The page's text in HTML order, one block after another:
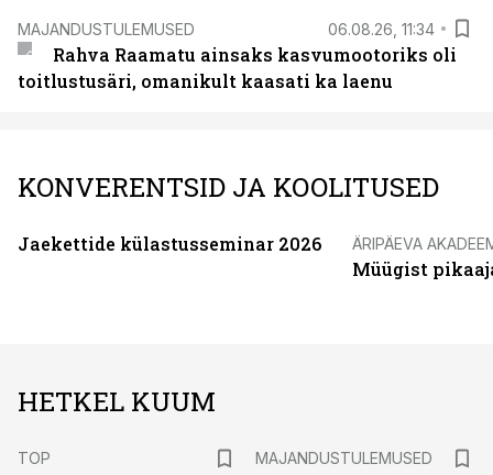
MAJANDUSTULEMUSED 06.08.26, 11:34
Rahva Raamatu ainsaks kasvumootoriks oli
toitlustusäri, omanikult kaasati ka laenu
KONVERENTSID JA KOOLITUSED
Jaekettide külastusseminar 2026 ÄRIPÄEVA
Müügist
HETKEL KUUM
TOP
MAJANDUSTULEMUSED